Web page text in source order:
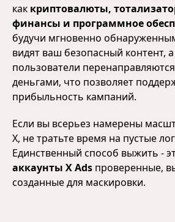
как криптовалюты,
финансы и программное
будучи мгновенно
видят ваш безопасный контент,
пользователи
деньгами, что позволяет
прибыльность кампаний.
Если вы всерьез намерены
X, не тратьте время на пустые
Единственный способ выжить -
аккаунты X Ads проверенные,
созданные для маскировки.